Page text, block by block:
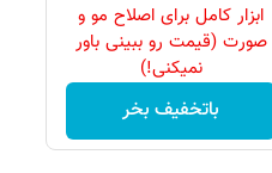
ابزار کامل برای اصلاح مو و
صورت (قیمت رو ببینی باور
نمیکنی!)
باتخفیف بخر